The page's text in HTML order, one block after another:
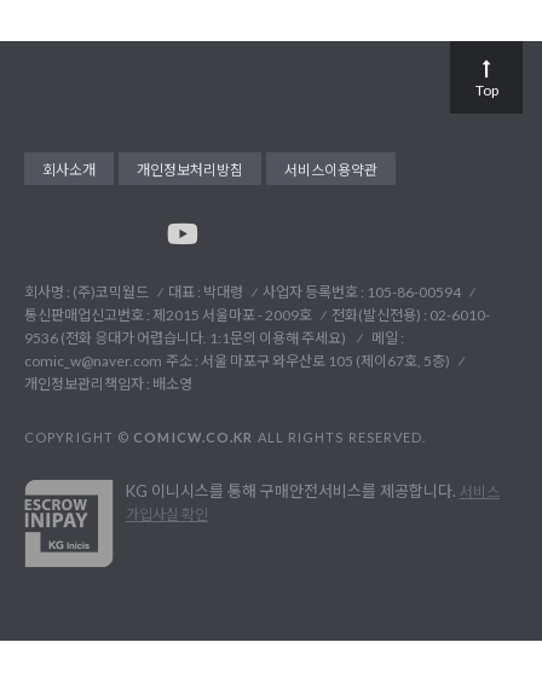
회사소개 개인정보처리방침 서비스이용약관
회사명 : (주)코믹월드 대표 : 박대령
사업자 등록번호 : 105-86-00594
통신판매업신고번호 : 제2015 서울마포 - 2009호
전화(발신전용) : 02-6010-
9536 (전화 응대가 어렵습니다. 1:1문의 이용해 주세요)
메일 :
comic_w@naver.com 주소 : 서울 마포구 와우산로 105 (제이67호, 5층)
개인정보관리책임자 : 배소영
COPYRIGHT © COMICW.CO.KR ALL RIGHTS RESERVED.
KG 이니시스를 통해 구매안전서비스를 제공합니다. 서비스
가입사실 확인
Top